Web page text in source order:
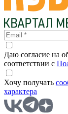
Даю согласие на
соответствии с
Хочу получать
характера